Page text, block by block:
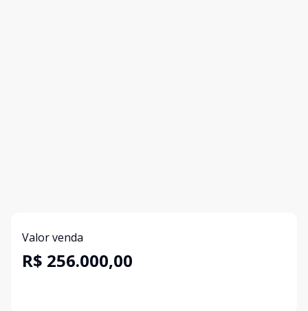
Valor venda
R$ 256.000,00